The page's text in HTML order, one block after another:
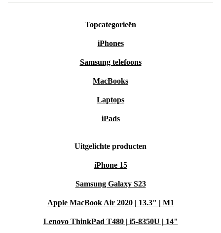
Topcategorieën
iPhones
Samsung telefoons
MacBooks
Laptops
iPads
Uitgelichte producten
iPhone 15
Samsung Galaxy S23
Apple MacBook Air 2020 | 13.3" | M1
Lenovo ThinkPad T480 | i5-8350U | 14"